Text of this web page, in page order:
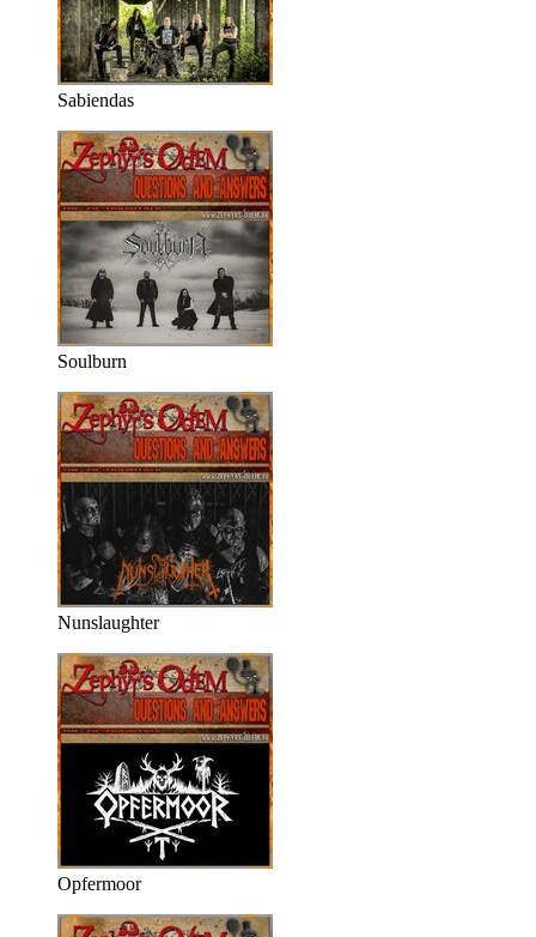
Sabiendas
Soulburn
Nunslaughter
Opfermoor